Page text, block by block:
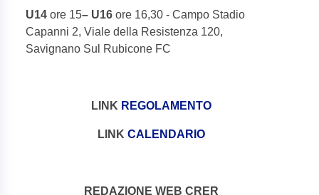
U14 ore 15– U16 ore 16,30 - Campo Stadio
Capanni 2, Viale della Resistenza 120,
Savignano Sul Rubicone FC
LINK REGOLAMENTO
LINK CALENDARIO
REDAZIONE WEB CRER